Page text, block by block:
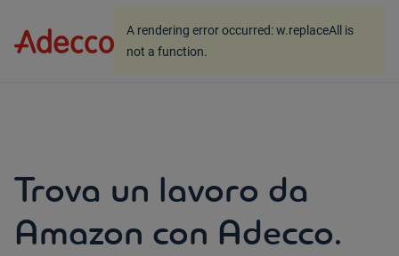
A rendering error occurred:w.replaceAll is not a
function.
A rendering error occurred:w.replaceAll is
not a function.
Trova un lavoro da
Amazon con Adecco.